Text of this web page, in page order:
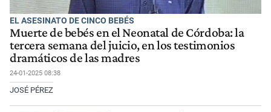
EL ASESINATO DE CINCO BEBÉS
Muerte de bebés en el Neonatal de Córdoba: la
tercera semana del juicio, en los testimonios
dramáticos de las madres
24-01-2025 08:38
JOSÉ PÉREZ